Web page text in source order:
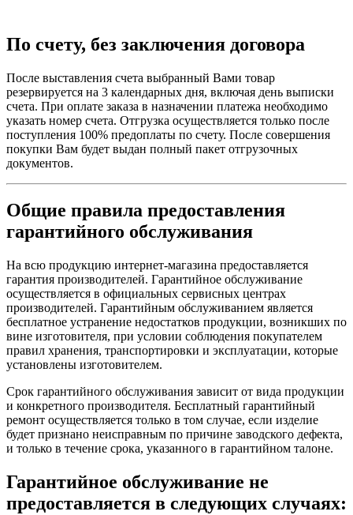
По счету, без заключения договора
После выставления счета выбранный Вами товар
резервируется на 3 календарных дня, включая день выписки
счета. При оплате заказа в назначении платежа необходимо
указать номер счета. Отгрузка осуществляется только после
поступления 100% предоплаты по счету. После совершения
покупки Вам будет выдан полный пакет отгрузочных
документов.
Общие правила предоставления
гарантийного обслуживания
На всю продукцию интернет-магазина предоставляется
гарантия производителей. Гарантийное обслуживание
осуществляется в официальных сервисных центрах
производителей. Гарантийным обслуживанием является
бесплатное устранение недостатков продукции, возникших по
вине изготовителя, при условии соблюдения покупателем
правил хранения, транспортировки и эксплуатации, которые
установлены изготовителем.
Срок гарантийного обслуживания зависит от вида продукции
и конкретного производителя. Бесплатный гарантийный
ремонт осуществляется только в том случае, если изделие
будет признано неисправным по причине заводского дефекта,
и только в течение срока, указанного в гарантийном талоне.
Гарантийное обслуживание не
предоставляется в следующих случаях: